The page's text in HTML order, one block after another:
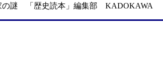
の謎 「歴史読本」編集部 KADOKAWA